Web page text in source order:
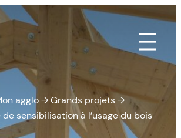
agglo→Grands projets→
de sensibilisation à l’usage du bois